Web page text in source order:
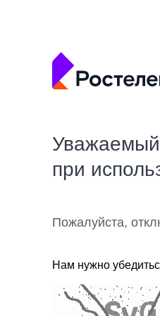
Уважаемый
при
Пожалуйста,
Нам нужно